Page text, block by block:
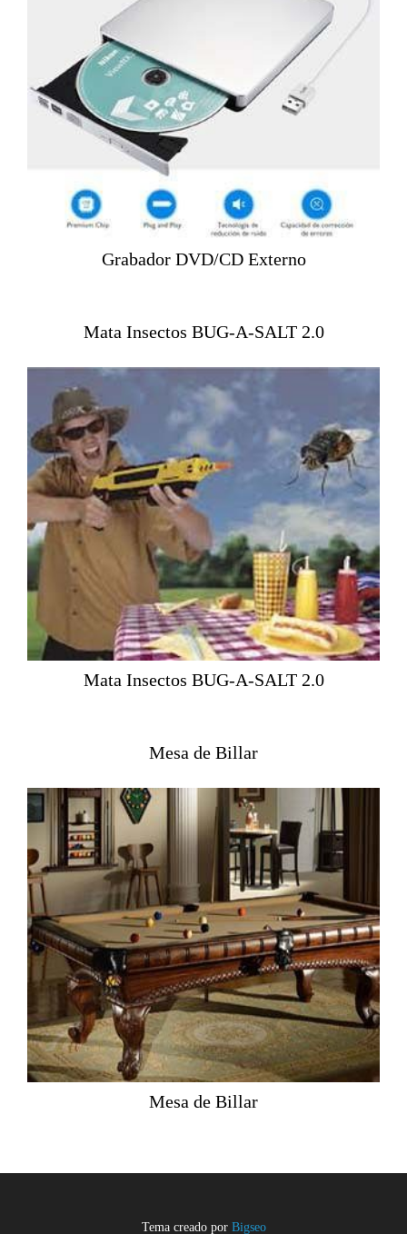
Grabador DVD/CD Externo
Mata Insectos BUG-A-SALT 2.0
Mata Insectos BUG-A-SALT 2.0
Mesa de Billar
Mesa de Billar
Tema creado por Bigseo